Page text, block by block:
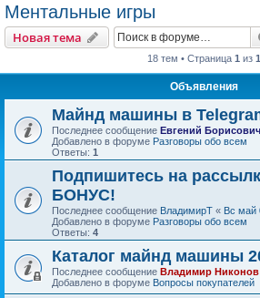
Ментальные игры
Новая тема
18 тем • Страница 1 из 1
Объявления
Майнд машины в
Последнее сообщение Евгений Борисович
Добавлено в форуме Разговоры обо всем
Ответы: 1
Подпишитесь на
БОНУС!
Последнее сообщение ВладимирТ « Вс май
Добавлено в форуме Разговоры обо всем
Ответы: 4
Каталог майнд машины
Последнее сообщение Владимир Никонов
Добавлено в форуме Вопросы покупателей